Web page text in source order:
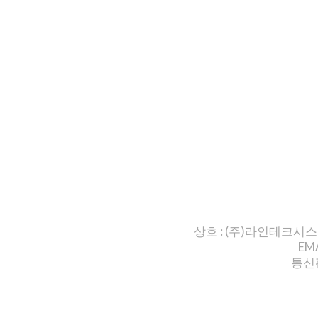
상호 : (주)라인테크시
통